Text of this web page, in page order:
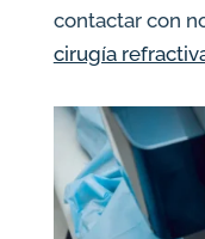
contactar con
cirugía